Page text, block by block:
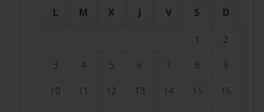
L M X J V S D
1
2
3
4 5 6 7 8
9
10
11 12 13 14 15
16